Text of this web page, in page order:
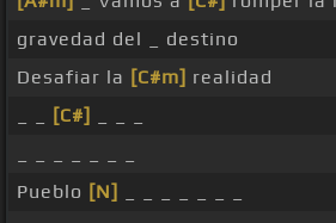
gravedad del _ destino
Desafiar la [C#m] realidad
[C#]
Pueblo [N]